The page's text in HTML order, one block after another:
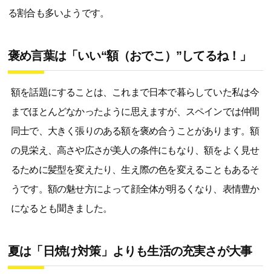
る割合も多いようです。
褒め言葉は「いい“額（おでこ）”してるね！」
額を話題にすることは、これまで日本で暮らしていた私は今
までほとんどなかったように思えますが、スペインでは仲間
同士で、大きく張りのある額を褒め合うことがあります。額
の見栄え、高さや広さが美人の条件にもなり、額をよく見せ
るために髪型を変えたり、生え際の色を変えることもあるそ
うです。額の魅せ方によって顔全体が明るくなり、表情豊か
になるとも聞きました。
夏は「日焼け対策」よりも生活の充実さが大事